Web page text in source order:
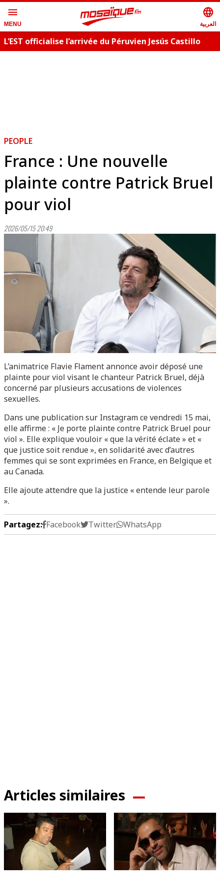
menu
MENU
language
العربية
L’EST officialise l’arrivée du Péruvien Jesús Castillo
PEOPLE
France : Une nouvelle
plainte contre Patrick Bruel
pour viol
2026/05/15 20:49
L’animatrice Flavie Flament annonce avoir déposé une
plainte pour viol visant le chanteur Patrick Bruel, déjà
concerné par plusieurs accusations de violences
sexuelles.
Dans une publication sur Instagram ce vendredi 15 mai,
elle affirme : « Je porte plainte contre Patrick Bruel pour
viol ». Elle explique vouloir « que la vérité éclate » et «
que justice soit rendue », en solidarité avec d’autres
femmes qui se sont exprimées en France, en Belgique et
au Canada.
Elle ajoute attendre que la justice « entende leur parole
».
Partagez: Facebook Twitter WhatsApp
Articles similaires